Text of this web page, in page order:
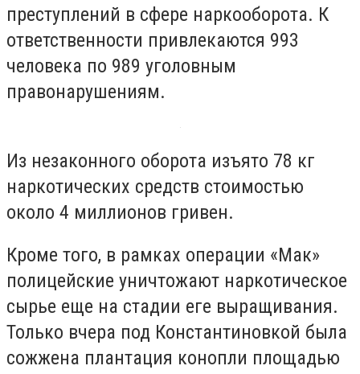
преступлений в сфере наркооборота. К
ответственности привлекаются 993
человека по 989 уголовным
правонарушениям.
Из незаконного оборота изъято 78 кг
наркотических средств стоимостью
около 4 миллионов гривен.
Кроме того, в рамках операции «Мак»
полицейские уничтожают наркотическое
сырье еще на стадии еге выращивания.
Только вчера под Константиновкой была
сожжена плантация конопли площадью